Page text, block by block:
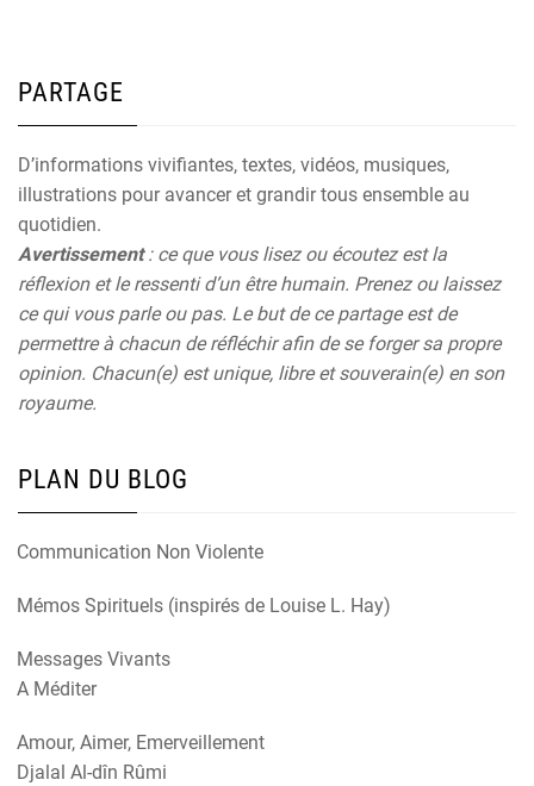
PARTAGE
D’informations vivifiantes, textes, vidéos, musiques,
illustrations pour avancer et grandir tous ensemble au
quotidien.
Avertissement: ce que vous lisez ou écoutez est la
réflexion et le ressenti d’un être humain. Prenez ou laissez
ce qui vous parle ou pas. Le but de ce partage est de
permettre à chacun de réfléchir afin de se forger sa propre
opinion. Chacun(e) est unique, libre et souverain(e) en son
royaume.
PLAN DU BLOG
Communication Non Violente
Mémos Spirituels (inspirés de Louise L. Hay)
Messages Vivants
A Méditer
Amour, Aimer, Emerveillement
Djalal Al-dîn Rûmi